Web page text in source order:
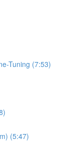
Tuning (7:53)
(5:47)